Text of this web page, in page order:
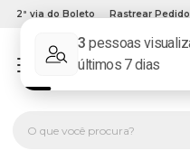
2ª via do Boleto Rastrear Pedido